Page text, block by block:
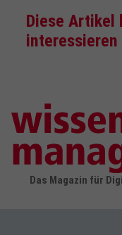
Diese Artikel
interessieren
Das Magazin für